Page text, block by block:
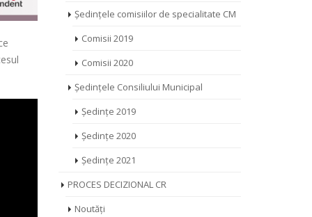
Ședințele comisiilor de specialitate CM
Comisii 2019
Comisii 2020
Ședințele Consiliului Municipal
Ședințe 2019
Ședințe 2020
Ședințe 2021
PROCES DECIZIONAL CR
Noutăți